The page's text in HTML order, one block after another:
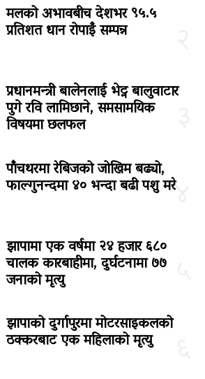
मलको अभावबीच देशभर ९५.५
प्रतिशत धान रोपाइँ सम्पन्न
प्रधानमन्त्री बालेनलाई भेट्न बालुवाटार
पुगे रवि लामिछाने, समसामयिक
विषयमा छलफल
४
पाँचथरमा रेबिजको जोखिम बढ्यो,
फाल्गुनन्दमा ४० भन्दा बढी पशु मरे
झापामा एक वर्षमा २४ हजार ६८०
चालक कारबाहीमा, दुर्घटनामा ७७
जनाको मृत्यु
झापाको दुर्गापुरमा मोटरसाइकलको
ठक्करबाट एक महिलाको मृत्यु